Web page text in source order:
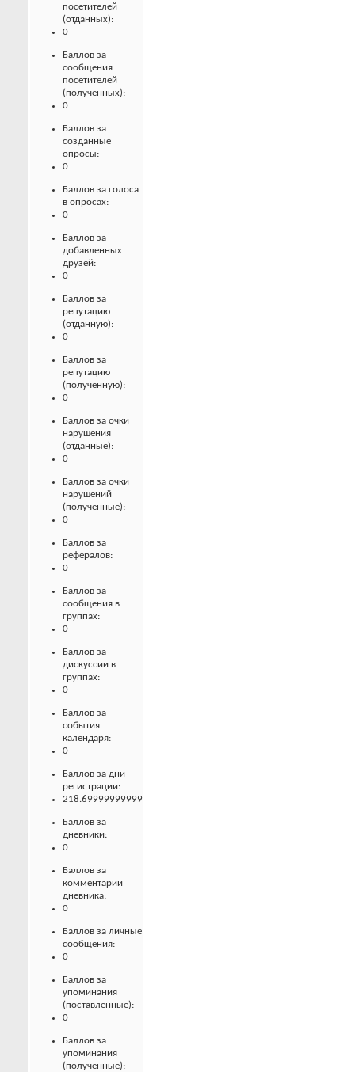
посетителей
(отданных):
0
Баллов за
сообщения
посетителей
(полученных):
0
Баллов за
созданные
опросы:
0
Баллов за голоса
в опросах:
0
Баллов за
добавленных
друзей:
0
Баллов за
репутацию
(отданную):
0
Баллов за
репутацию
(полученную):
0
Баллов за очки
нарушения
(отданные):
0
Баллов за очки
нарушений
(полученные):
0
Баллов за
рефералов:
0
Баллов за
сообщения в
группах:
0
Баллов за
дискуссии в
группах:
0
Баллов за
события
календаря:
0
Баллов за дни
регистрации:
218.69999999999
Баллов за
дневники:
0
Баллов за
комментарии
дневника:
0
Баллов за личные
сообщения:
0
Баллов за
упоминания
(поставленные):
0
Баллов за
упоминания
(полученные):